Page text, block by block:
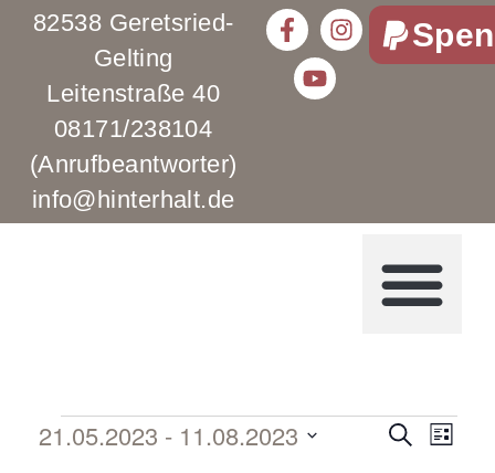
82538 Geretsried-
Gelting
Leitenstraße 40
08171/238104
(Anrufbeantworter)
info@hinterhalt.de
Suche
Liste
21.05.2023 - 11.08.2023